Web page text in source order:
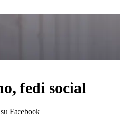
fedi social
Facebook